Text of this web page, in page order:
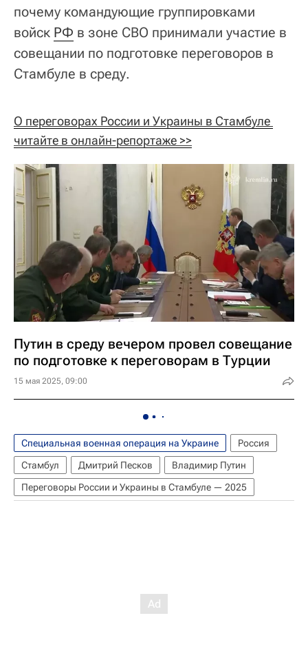
почему командующие группировками
войск РФ в зоне СВО принимали участие в
совещании по подготовке переговоров в
Стамбуле в среду.
О переговорах России и Украины в Стамбуле
читайте в онлайн-репортаже >>
Путин в среду вечером провел совещание
по подготовке к переговорам в Турции
15 мая 2025, 09:00
Специальная военная операция на Украине
Россия
Стамбул
Дмитрий Песков
Владимир Путин
Переговоры России и Украины в Стамбуле — 2025